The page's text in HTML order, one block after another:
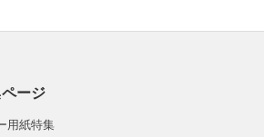
ージ
用紙特集